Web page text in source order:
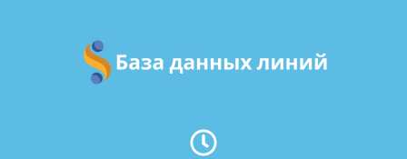
содержимому